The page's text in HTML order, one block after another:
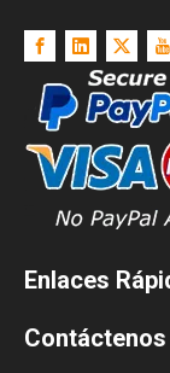
Enlaces
Contáctenos